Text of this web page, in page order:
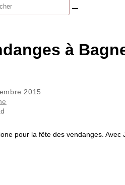
à
2015
pour la fête des vendanges.